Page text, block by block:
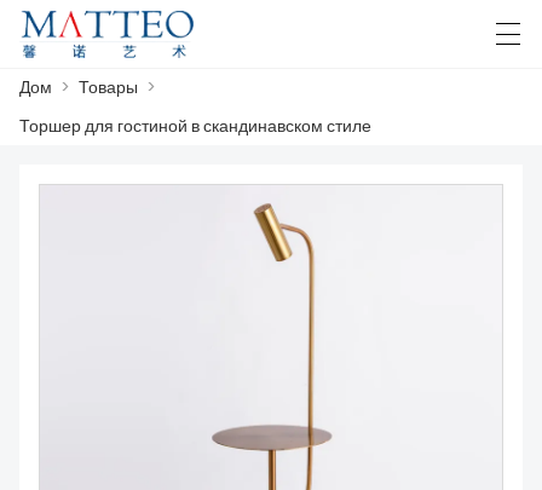
العربيةДом > Товары >
Торшер для гостиной в скандинавском стиле